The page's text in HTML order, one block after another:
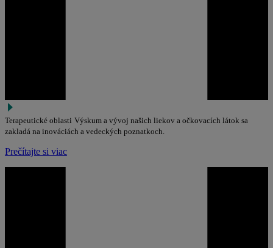
Terapeutické oblasti Výskum a vývoj našich liekov a očkovacích látok sa
zakladá na inováciách a vedeckých poznatkoch.
Prečítajte si viac